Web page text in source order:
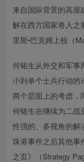
来自国际背景的高
解在西方国家卷入
里斯•巴克姆上校（
何铭生从外交和军事
小到单个士兵行动的
两个层面上的考虑
何铭生在继续为二战
性强的、多视角的解
珠港事件之后其他
之页》（Strategy